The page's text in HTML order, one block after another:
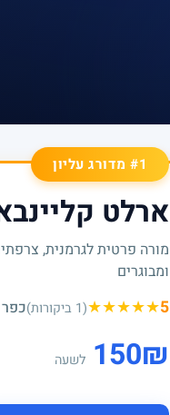
#1 מדורג עליון
ארלט
מורה פרטית לגרמנית,
ומבוגרים
(1 ביקורות)★★★★★5
₪
150 לשעה